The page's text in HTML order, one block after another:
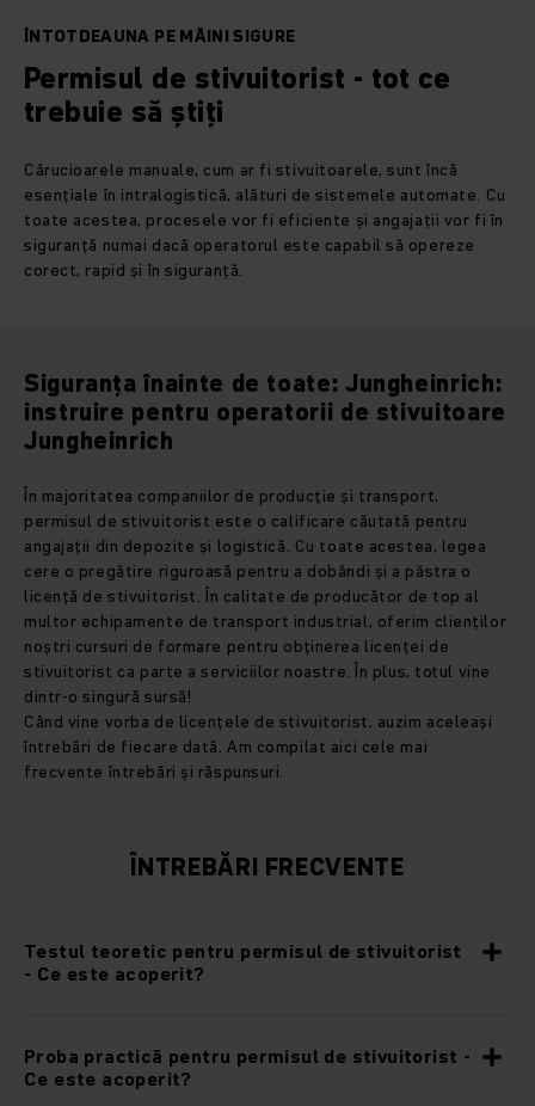
ÎNTOTDEAUNA PE MÂINI SIGURE
Permisul de stivuitorist - tot ce
trebuie să știți
Cărucioarele manuale, cum ar fi stivuitoarele, sunt încă
esențiale în intralogistică, alături de sistemele automate. Cu
toate acestea, procesele vor fi eficiente și angajații vor fi în
siguranță numai dacă operatorul este capabil să opereze
corect, rapid și în siguranță.
Siguranța înainte de toate: Jungheinrich:
instruire pentru operatorii de stivuitoare
Jungheinrich
În majoritatea companiilor de producție și transport,
permisul de stivuitorist este o calificare căutată pentru
angajații din depozite și logistică. Cu toate acestea, legea
cere o pregătire riguroasă pentru a dobândi și a păstra o
licență de stivuitorist. În calitate de producător de top al
multor echipamente de transport industrial, oferim clienților
noștri cursuri de formare pentru obținerea licenței de
stivuitorist ca parte a serviciilor noastre. În plus, totul vine
dintr-o singură sursă!
Când vine vorba de licențele de stivuitorist, auzim aceleași
întrebări de fiecare dată. Am compilat aici cele mai
frecvente întrebări și răspunsuri.
ÎNTREBĂRI FRECVENTE
Testul teoretic pentru permisul de stivuitorist
- Ce este acoperit?
Proba practică pentru permisul de stivuitorist -
Ce este acoperit?